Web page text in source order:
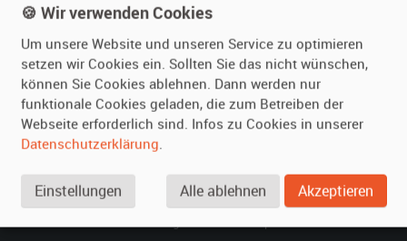
Fotos senden
Fragen für Vermieter
Inserat verwalten
Kontakt
SPECIAL
Berühmte Filmautos –
🍪 Wir verwenden Cookies
Um unsere Website und unseren Service zu optimieren
setzen wir Cookies ein. Sollten Sie das nicht wünschen,
können Sie Cookies ablehnen. Dann werden nur
funktionale Cookies geladen, die zum Betreiben der
Webseite erforderlich sind. Infos zu Cookies in unserer
Datenschutzerklärung.
Einstellungen Alle ablehnen Akzeptieren